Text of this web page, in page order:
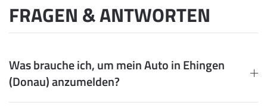
FRAGEN & ANTWORTEN
Was brauche ich, um mein Auto in Ehingen
(Donau) anzumelden?